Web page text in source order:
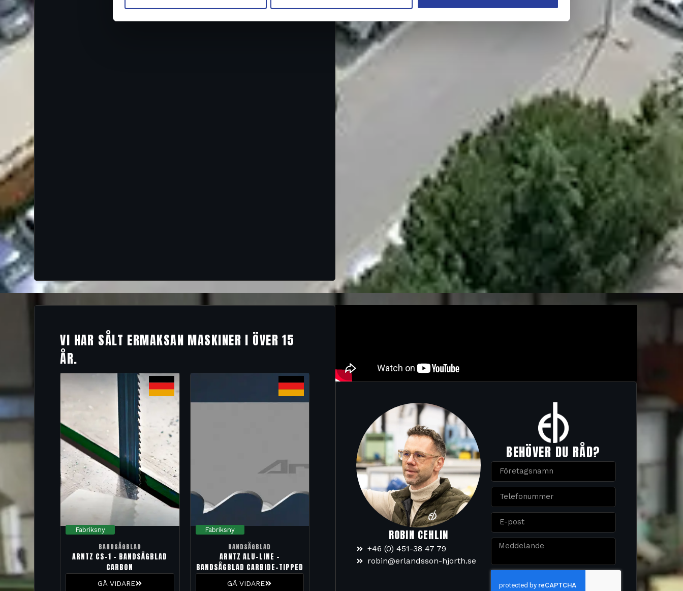
VI HAR SÅLT ERMAKSAN MASKINER I ÖVER 15
ÅR.
Fabriksny
BANDSÅGBLAD
ARNTZ CS-1 – BANDSÅGBLAD
CARBON
GÅ VIDARE
Fabriksny
BANDSÅGBLAD
ARNTZ ALU-LINE –
BANDSÅGBLAD CARBIDE-TIPPED
GÅ VIDARE
ROBIN CEHLIN
+46 (0) 451-38 47 79
robin@erlandsson-hjorth.se
BEHÖVER DU RÅD?